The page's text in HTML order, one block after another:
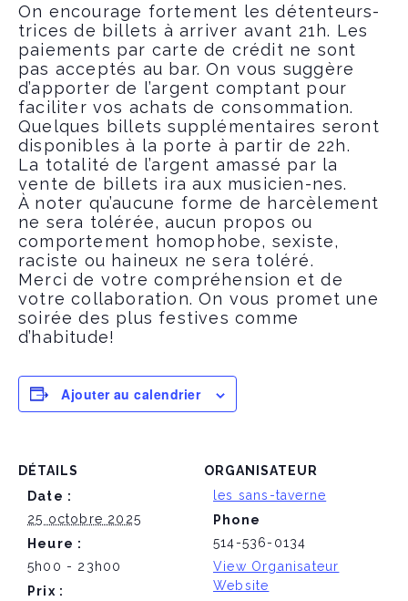
On encourage fortement les détenteurs-
trices de billets à arriver avant 21h. Les
paiements par carte de crédit ne sont
pas acceptés au bar. On vous suggère
d’apporter de l’argent comptant pour
faciliter vos achats de consommation.
Quelques billets supplémentaires seront
disponibles à la porte à partir de 22h.
La totalité de l’argent amassé par la
vente de billets ira aux musicien-nes.
À noter qu’aucune forme de harcèlement
ne sera tolérée, aucun propos ou
comportement homophobe, sexiste,
raciste ou haineux ne sera toléré.
Merci de votre compréhension et de
votre collaboration. On vous promet une
soirée des plus festives comme
d’habitude!
Ajouter au calendrier
DÉTAILS
Date :
25 octobre 2025
Heure :
5h00 - 23h00
Prix :
ORGANISATEUR
les sans-taverne
Phone
514-536-0134
View Organisateur
Website